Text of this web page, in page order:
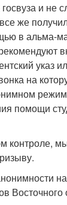
и не
же
в альма-
указ
на
помощи
контроле,
Восточного